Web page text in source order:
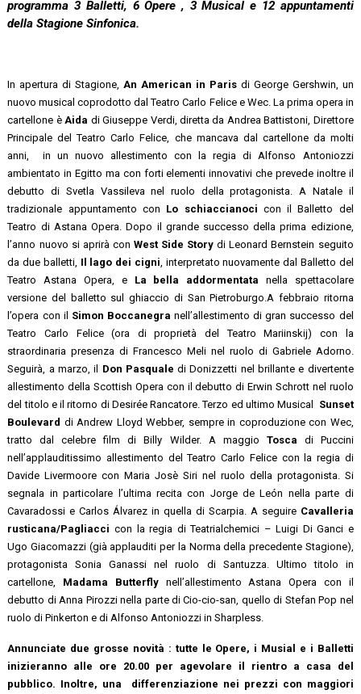
programma 3 Balletti, 6 Opere , 3 Musical e 12 appuntamenti
della Stagione Sinfonica.
In apertura di Stagione, An American in Parisdi George Gershwin, un
nuovo musical coprodotto dal Teatro Carlo Felice e Wec. La prima opera in
cartellone è Aida di Giuseppe Verdi, diretta da Andrea Battistoni, Direttore
Principale del Teatro Carlo Felice, che mancava dal cartellone da molti
anni, in un nuovo allestimento con la regia di Alfonso Antoniozzi
ambientato in Egitto ma con forti elementi innovativi che prevede inoltre il
debutto di Svetla Vassileva nel ruolo della protagonista. A Natale il
tradizionale appuntamento con Lo schiaccianoci con il Balletto del
Teatro di Astana Opera. Dopo il grande successo della prima edizione,
l’anno nuovo si aprirà con West Side Story di Leonard Bernstein seguito
da due balletti, Il lago dei cigni , interpretato nuovamente dal Balletto del
Teatro Astana Opera, e La bella addormentata nella spettacolare
versione del balletto sul ghiaccio di San Pietroburgo.A febbraio ritorna
l’opera con il Simon Boccanegra nell’allestimento di gran successo del
Teatro Carlo Felice (ora di proprietà del Teatro Mariinskij) con la
straordinaria presenza di Francesco Meli nel ruolo di Gabriele Adorno.
Seguirà, a marzo, il Don Pasquale di Donizzetti nel brillante e divertente
allestimento della Scottish Opera con il debutto di Erwin Schrott nel ruolo
del titolo e il ritorno di Desirée Rancatore. Terzo ed ultimo Musical Sunset
Boulevard di Andrew Lloyd Webber, sempre in coproduzione con Wec,
tratto dal celebre film di Billy Wilder. A maggio Tosca di Puccini
nell’applauditissimo allestimento del Teatro Carlo Felice con la regia di
Davide Livermoore con Maria Josè Siri nel ruolo della protagonista. Si
segnala in particolare l’ultima recita con Jorge de León nella parte di
Cavaradossi e Carlos Álvarez in quella di Scarpia. A seguire Cavalleria
rusticana/Pagliacci con la regia di Teatrialchemici – Luigi Di Ganci e
Ugo Giacomazzi (già applauditi per la Norma della precedente Stagione),
protagonista Sonia Ganassi nel ruolo di Santuzza. Ultimo titolo in
cartellone, Madama Butterflynell’allestimento Astana Opera con il
debutto di Anna Pirozzi nella parte di Cio-cio-san, quello di Stefan Pop nel
ruolo di Pinkerton e di Alfonso Antoniozzi in Sharpless.
Annunciate due grosse novità : tutte le Opere, i Musial e i Balletti
inizieranno alle ore 20.00 per agevolare il rientro a casa del
pubblico. Inoltre, una differenziazione nei prezzi con maggiori